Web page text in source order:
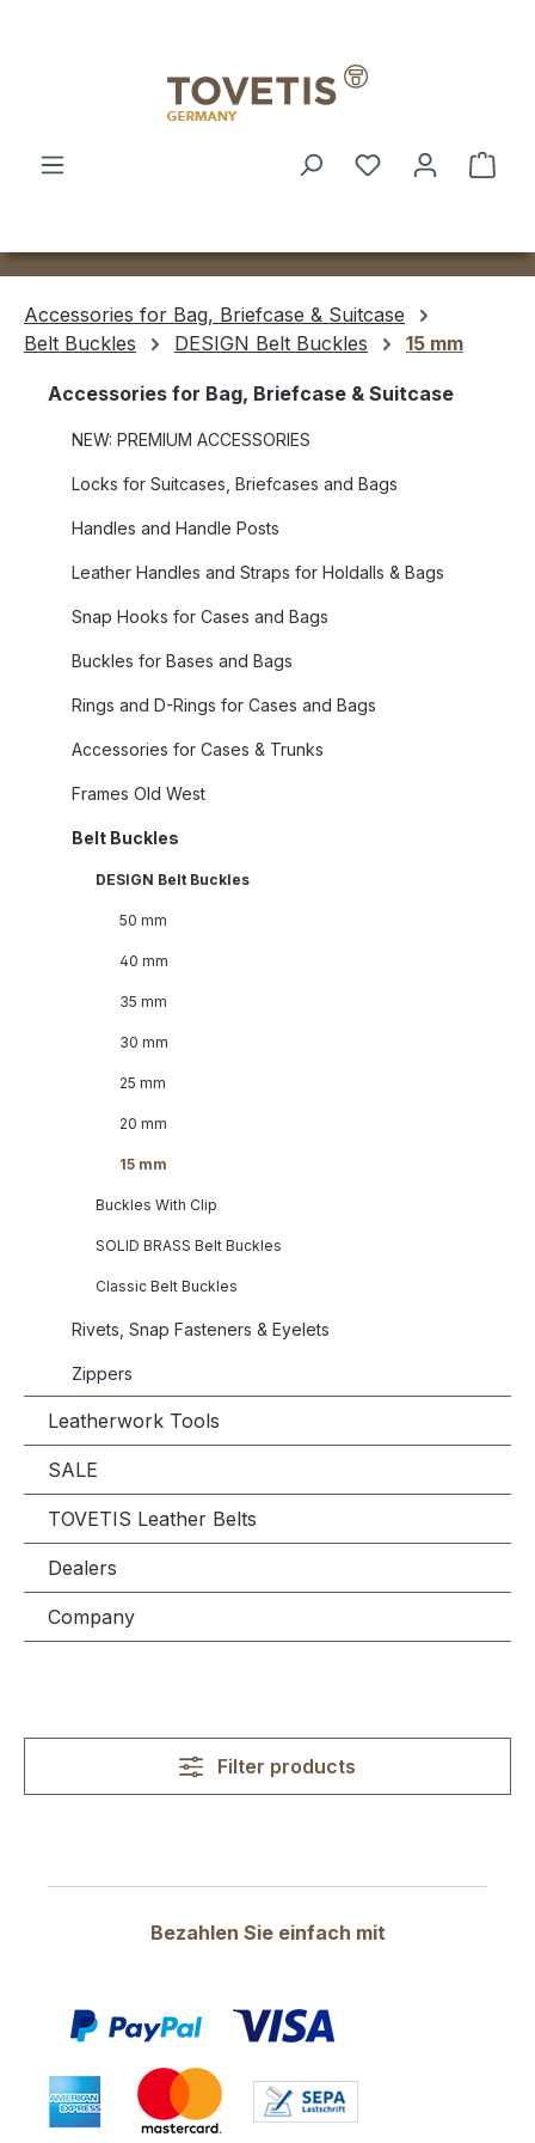
Accessories for Bag, Briefcase & Suitcase
Belt Buckles
DESIGN Belt Buckles 15 mm
Accessories for Bag, Briefcase & Suitcase
NEW: PREMIUM ACCESSORIES
Locks for Suitcases, Briefcases and Bags
Handles and Handle Posts
Leather Handles and Straps for Holdalls & Bags
Snap Hooks for Cases and Bags
Buckles for Bases and Bags
Rings and D-Rings for Cases and Bags
Accessories for Cases & Trunks
Frames Old West
Belt Buckles
DESIGN Belt Buckles
50 mm
40 mm
35 mm
30 mm
25 mm
20 mm
15 mm
Buckles With Clip
SOLID BRASS Belt Buckles
Classic Belt Buckles
Rivets, Snap Fasteners & Eyelets
Zippers
Leatherwork Tools
SALE
TOVETIS Leather Belts
Dealers
Company
Filter products
Bezahlen Sie einfach mit